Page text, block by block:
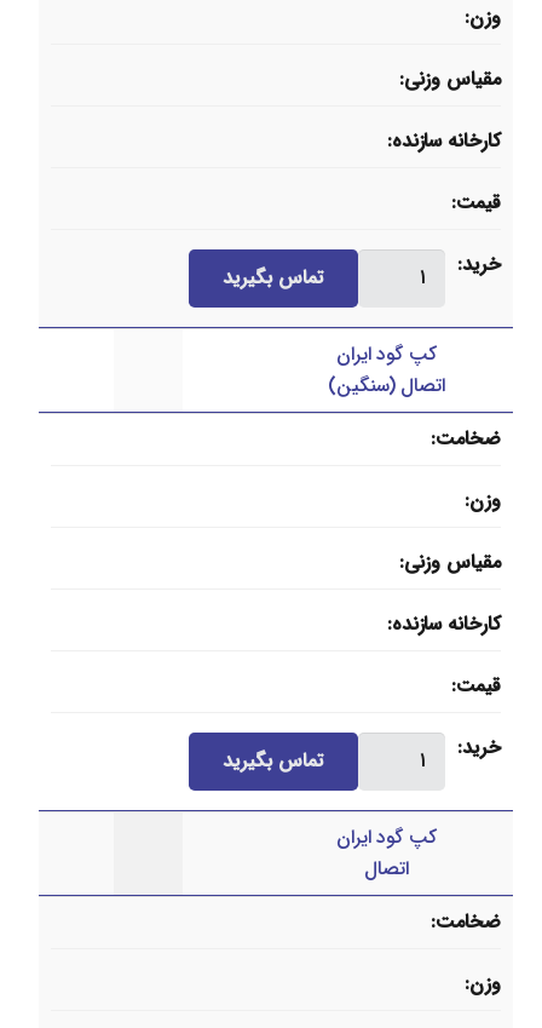
وزن
مقیاس وزنی
کارخانه سازنده
قیمت
خرید
بوشن
سیاه
قوی
عدد
تماس بگیرید
کپ گود ایران
اتصال (سنگین)
ضخامت
وزن
مقیاس وزنی
کارخانه سازنده
قیمت
خرید
کپ
ایران
اتصال
(سنگین)
عدد
تماس بگیرید
کپ گود ایران
اتصال
ضخامت
وزن